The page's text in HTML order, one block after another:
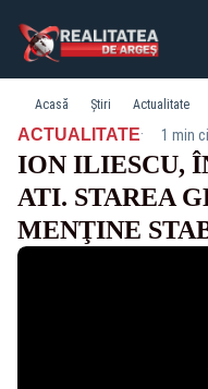
Acasă Știri Actualitate
ACTUALITATE· 1 min
ION ILIESCU,
ATI. STAREA
MENŢINE